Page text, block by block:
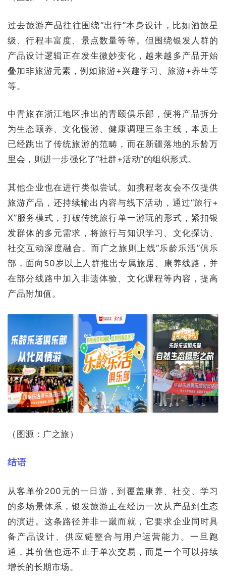
过去旅游产品往往围绕“出行”本身设计，比如酒旅星
级、行程丰富度、景点数量等等。但围绕银发人群的
产品设计逻辑正在发生微妙变化，越来越多产品开始
叠加非旅游元素，例如旅游+兴趣学习、旅游+养生等
等。
中青旅在浙江地区推出的青颐俱乐部，便将产品拆分
为生态颐养、文化慢游、健康调理三条主线，本质上
已经跳出了传统旅游的范畴，而在新疆落地的乐龄万
里会，则进一步强化了“社群+活动”的组织形式。
其他企业也在进行类似尝试。如携程老友会不仅提供
旅游产品，还持续输出内容与线下活动，通过“旅行+
X”服务模式，打破传统旅行单一游玩的形式，紧扣银
发群体的多元需求，将旅行与知识学习、文化探访、
社交互动深度融合。而广之旅则上线“乐龄乐活”俱乐
部，面向50岁以上人群推出专属旅居、康养线路，并
在部分线路中加入非遗体验、文化课程等内容，提高
产品附加值。
（图源：广之旅）
结语
从客单价200元的一日游，到覆盖康养、社交、学习
的多场景体系，银发旅游正在经历一次从产品到生态
的演进。这条路径并非一蹴而就，它要求企业同时具
备产品设计、供应链整合与用户运营能力。一旦跑
通，其价值也远不止于单次交易，而是一个可以持续
增长的长期市场。